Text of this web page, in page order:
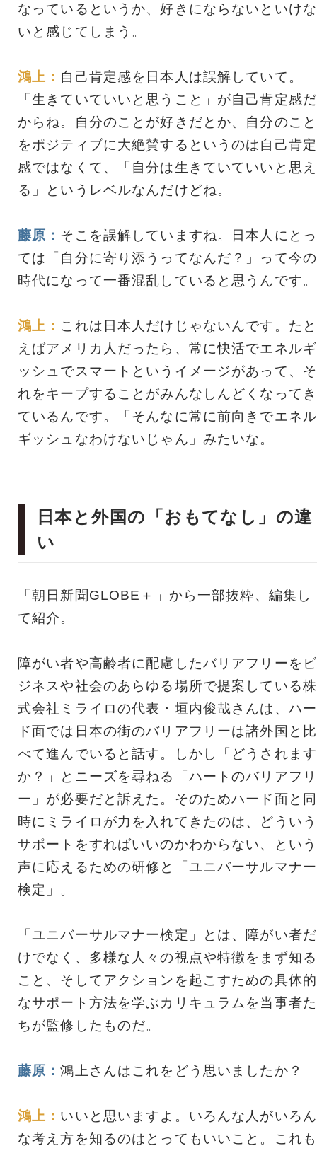
なっているというか、好きにならないといけな
いと感じてしまう。
鴻上： 自己肯定感を日本人は誤解していて。
「生きていていいと思うこと」が自己肯定感だ
からね。自分のことが好きだとか、自分のこと
をポジティブに大絶賛するというのは自己肯定
感ではなくて、「自分は生きていていいと思え
る」というレベルなんだけどね。
藤原： そこを誤解していますね。日本人にとっ
ては「自分に寄り添うってなんだ？」って今の
時代になって一番混乱していると思うんです。
鴻上： これは日本人だけじゃないんです。たと
えばアメリカ人だったら、常に快活でエネルギ
ッシュでスマートというイメージがあって、そ
れをキープすることがみんなしんどくなってき
ているんです。「そんなに常に前向きでエネル
ギッシュなわけないじゃん」みたいな。
日本と外国の「おもてなし」の違
い
「朝日新聞GLOBE＋」から一部抜粋、編集し
て紹介。
障がい者や高齢者に配慮したバリアフリーをビ
ジネスや社会のあらゆる場所で提案している株
式会社ミライロの代表・垣内俊哉さんは、ハー
ド面では日本の街のバリアフリーは諸外国と比
べて進んでいると話す。しかし「どうされます
か？」とニーズを尋ねる「ハートのバリアフリ
ー」が必要だと訴えた。そのためハード面と同
時にミライロが力を入れてきたのは、どういう
サポートをすればいいのかわからない、という
声に応えるための研修と「ユニバーサルマナー
検定」。
「ユニバーサルマナー検定」とは、障がい者だ
けでなく、多様な人々の視点や特徴をまず知る
こと、そしてアクションを起こすための具体的
なサポート方法を学ぶカリキュラムを当事者た
ちが監修したものだ。
藤原：鴻上さんはこれをどう思いましたか？
鴻上： いいと思いますよ。いろんな人がいろん
な考え方を知るのはとってもいいこと。これも